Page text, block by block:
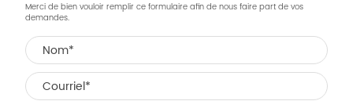
Merci de bien vouloir remplir ce formulaire afin de nous faire part de vos
demandes.